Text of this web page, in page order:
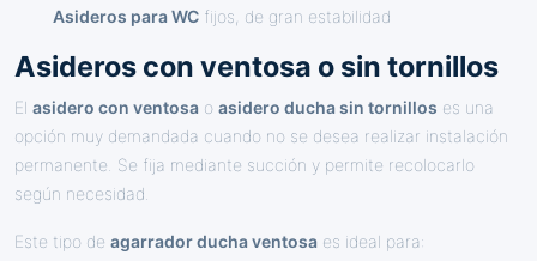
Asideros para WC fijos, de gran estabilidad
Asideros con ventosa o sin tornillos
El asidero con ventosa o asidero ducha sin tornillos es una
opción muy demandada cuando no se desea realizar instalación
permanente. Se fija mediante succión y permite recolocarlo
según necesidad.
Este tipo de agarrador ducha ventosa es ideal para: